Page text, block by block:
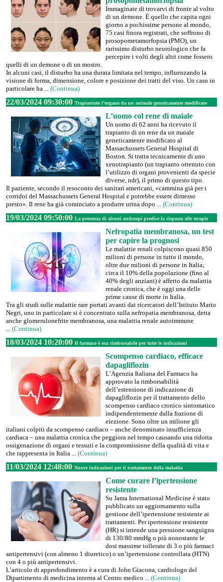
Immaginate di trovarvi di fronte al volto
di un demone. È quello che capita ogni
giorno a pochissime persone al mondo,
75 casi finora registrati, che soffrono di
prosopometamorfopsia (PMO), un
rarissimo disturbo neurologico che fa
percepire i volti degli altri come fossero
quelli di un demone o di un mostro.
In alcuni casi, il disturbo ha una durata limitata nel tempo, influenzando la
visione di forma, dimensione, colore e posizione dei tratti del viso. Un caso in
particolare ha ... (Continua)
22/03/2024 09:30:00 Trapiantato l’organo da un animale geneticamente modificato
L’uomo col rene di maiale
Un uomo di 62 anni ha ricevuto il
trapianto di un rene da un maiale
geneticamente modificato al
Massachussets General Hospital di
Boston. Si tratta tecnicamente di uno
xenotrapianto (un trapianto ottenuto con
l’utilizzo di organi provenienti da specie
diverse, ndr), il primo di questo tipo.
Il paziente, secondo il resoconto dei sanitari americani, «cammina già per i
corridoi del Massachussets General Hospital e potrebbe essere dimesso
presto». Il rene ha già cominciato a produrre urina dopo ... (Continua)
19/03/2024 09:50:00 La presenza di alcuni anticorpi predice la risposta alle terapie
Nefropatia membranosa, un test
per capire la prognosi
Le malattie renali colpiscono quasi 850
milioni di persone in tutto il mondo,
oltre due milioni di persone in Italia;
circa il 10% della popolazione (fino al
40% degli anziani) è affetto da malattia
renale cronica, che è oggi una delle
prime cause di morte in Italia.
Tra gli studi sulle malattie rare portati avanti dai ricercatori dell’Istituto Mario
Negri, uno in particolare si è concentrato sulla nefropatia membranosa, detta
anche glomerulonefrite membranosa, una malattia renale autoimmune
... (Continua)
18/03/2024 10:20:00 Il farmaco è ora rimborsabile per tutte le indicazioni
Scompenso cardiaco, efficace
dapagliflozin
L’Agenzia Italiana del Farmaco ha
approvato la rimborsabilità
dell’estensione di indicazione di
dapagliflozin per il trattamento dello
scompenso cardiaco cronico sintomatico
indipendentemente dalla frazione di
eiezione. Sono oltre un milione gli
italiani colpiti da scompenso cardiaco – anche denominato insufficienza
cardiaca – una malattia cronica che peggiora nel tempo causando una ridotta
ossigenazione di organi e tessuti e la compromissione della qualità di vita e
che rappresenta in Italia ... (Continua)
11/03/2024 12:48:00 Nuove indicazioni per il trattamento della malattia
Come curare l’ipertensione
resistente
Su Jama International Medicine è stato
pubblicato un aggiornamento sulla
gestione dell’ipertensione resistente ai
trattamenti. Per ipertensione resistente
(HR) si intende una pressione sanguigna
di 130/80 mmHg o più nonostante le
dosi massime tollerate di 3 o più farmaci
antipertensivi (con almeno 1 diuretico) o un’ipertensione controllata (HTN)
con 4 o più antipertensivi.
L’articolo di approfondimento è a cura di John Giacona, cardiologo del
Dipartimento di medicina interna al Centro medico ... (Continua)